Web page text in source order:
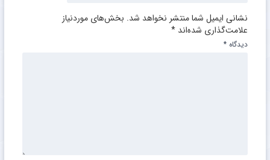
نشانی ایمیل شما منتشر نخواهد شد. بخش‌های موردنیاز
علامت‌گذاری شده‌اند *
دیدگاه *